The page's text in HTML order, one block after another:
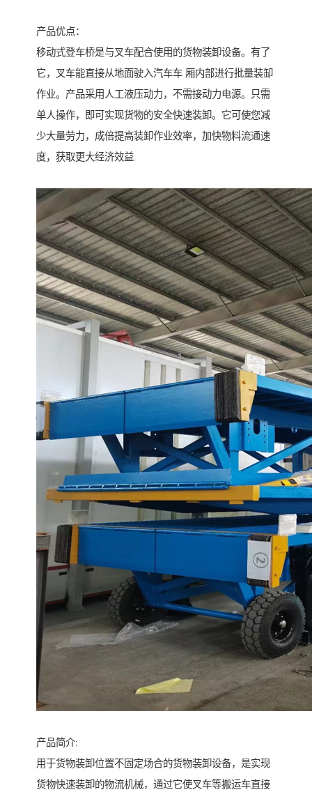
产品优点：
移动式登车桥是与叉车配合使用的货物装卸设备。有了
它，叉车能直接从地面驶入汽车车 厢内部进行批量装缷
作业。产品采用人工液压动力，不需接动力电源。只需
单人操作，即可实现货物的安全快速装卸。它可使您减
少大量劳力，成倍提高装卸作业效率，加快物料流通速
度，获取更大经济效益.
产品简介:
用于货物装卸位置不固定场合的货物装卸设备，是实现
货物快速装卸的物流机械，通过它使叉车等搬运车直接